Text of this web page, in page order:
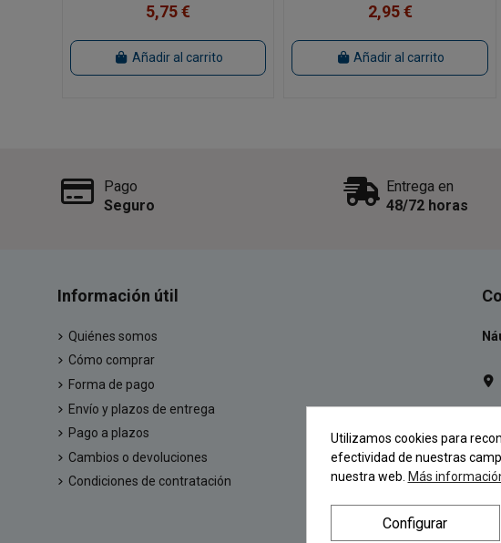
5,75 €
Añadir al carrito
2,95 €
Añadir al carrito
Pago
Seguro
Entrega en
48/72 horas
Información útil
Quiénes somos
Cómo comprar
Forma de pago
Envío y plazos de entrega
Pago a plazos
Cambios o devoluciones
Condiciones de contratación
Utilizamos cookies para
efectividad de nuestras
nuestra web. Más
Configurar